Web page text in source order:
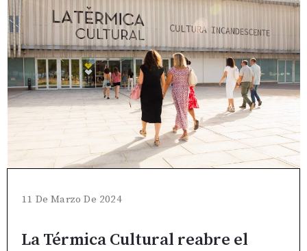
11 De Marzo De 2024
La Térmica Cultural reabre el